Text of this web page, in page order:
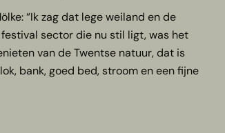
“Ik zag dat lege weiland en de
sector die nu stil ligt, was het
van de Twentse natuur, dat is
bank, goed bed, stroom en een fijne